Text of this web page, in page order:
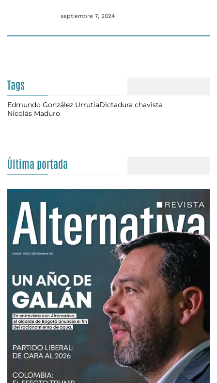
septiembre 7, 2024
Tags
Edmundo González UrrutiaDictadura chavista
Nicolás Maduro
Última portada